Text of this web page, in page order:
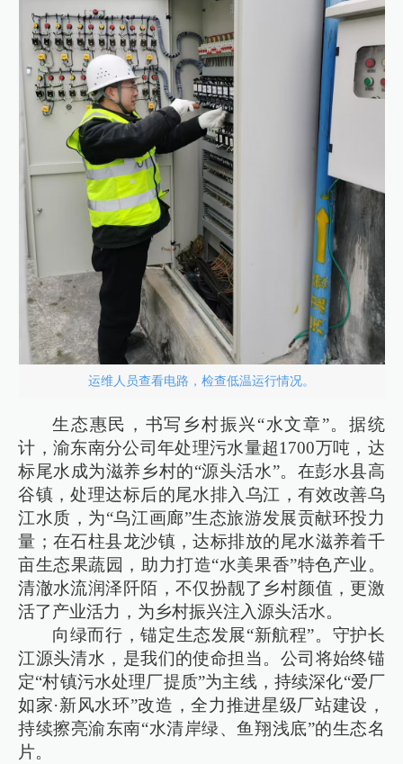
运维人员查看电路，检查低温运行情况。
生态惠民，书写乡村振兴“水文章”。据统
计，渝东南分公司年处理污水量超1700万吨，达
标尾水成为滋养乡村的“源头活水”。在彭水县高
谷镇，处理达标后的尾水排入乌江，有效改善乌
江水质，为“乌江画廊”生态旅游发展贡献环投力
量；在石柱县龙沙镇，达标排放的尾水滋养着千
亩生态果蔬园，助力打造“水美果香”特色产业。
清澈水流润泽阡陌，不仅扮靓了乡村颜值，更激
活了产业活力，为乡村振兴注入源头活水。
向绿而行，锚定生态发展“新航程”。守护长
江源头清水，是我们的使命担当。公司将始终锚
定“村镇污水处理厂提质”为主线，持续深化“爱厂
如家·新风水环”改造，全力推进星级厂站建设，
持续擦亮渝东南“水清岸绿、鱼翔浅底”的生态名
片。